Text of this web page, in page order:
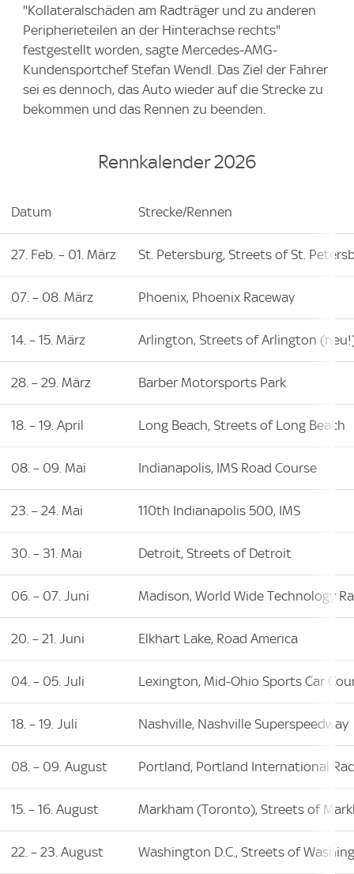
"Kollateralschäden am Radträger und zu anderen
Peripherieteilen an der Hinterachse rechts"
festgestellt worden, sagte Mercedes-AMG-
Kundensportchef Stefan Wendl. Das Ziel der Fahrer
sei es dennoch, das Auto wieder auf die Strecke zu
bekommen und das Rennen zu beenden.
Rennkalender 2026
Datum Strecke/Rennen
27. Feb. – 01. März St. Petersburg, Streets of St.
07. – 08. März Phoenix, Phoenix Raceway
14. – 15. März Arlington, Streets of Arlington
28. – 29. März Barber Motorsports Park
18. – 19. April Long Beach, Streets of Long Beach
08. – 09. Mai Indianapolis, IMS Road Course
23. – 24. Mai 110th Indianapolis 500, IMS
30. – 31. Mai Detroit, Streets of Detroit
06. – 07. Juni Madison, World Wide Technology
20. – 21. Juni Elkhart Lake, Road America
04. – 05. Juli Lexington, Mid-Ohio Sports Car
18. – 19. Juli Nashville, Nashville Superspeedway
08. – 09. August Portland, Portland International
15. – 16. August Markham (Toronto), Streets of
22. – 23. August Washington D.C., Streets of